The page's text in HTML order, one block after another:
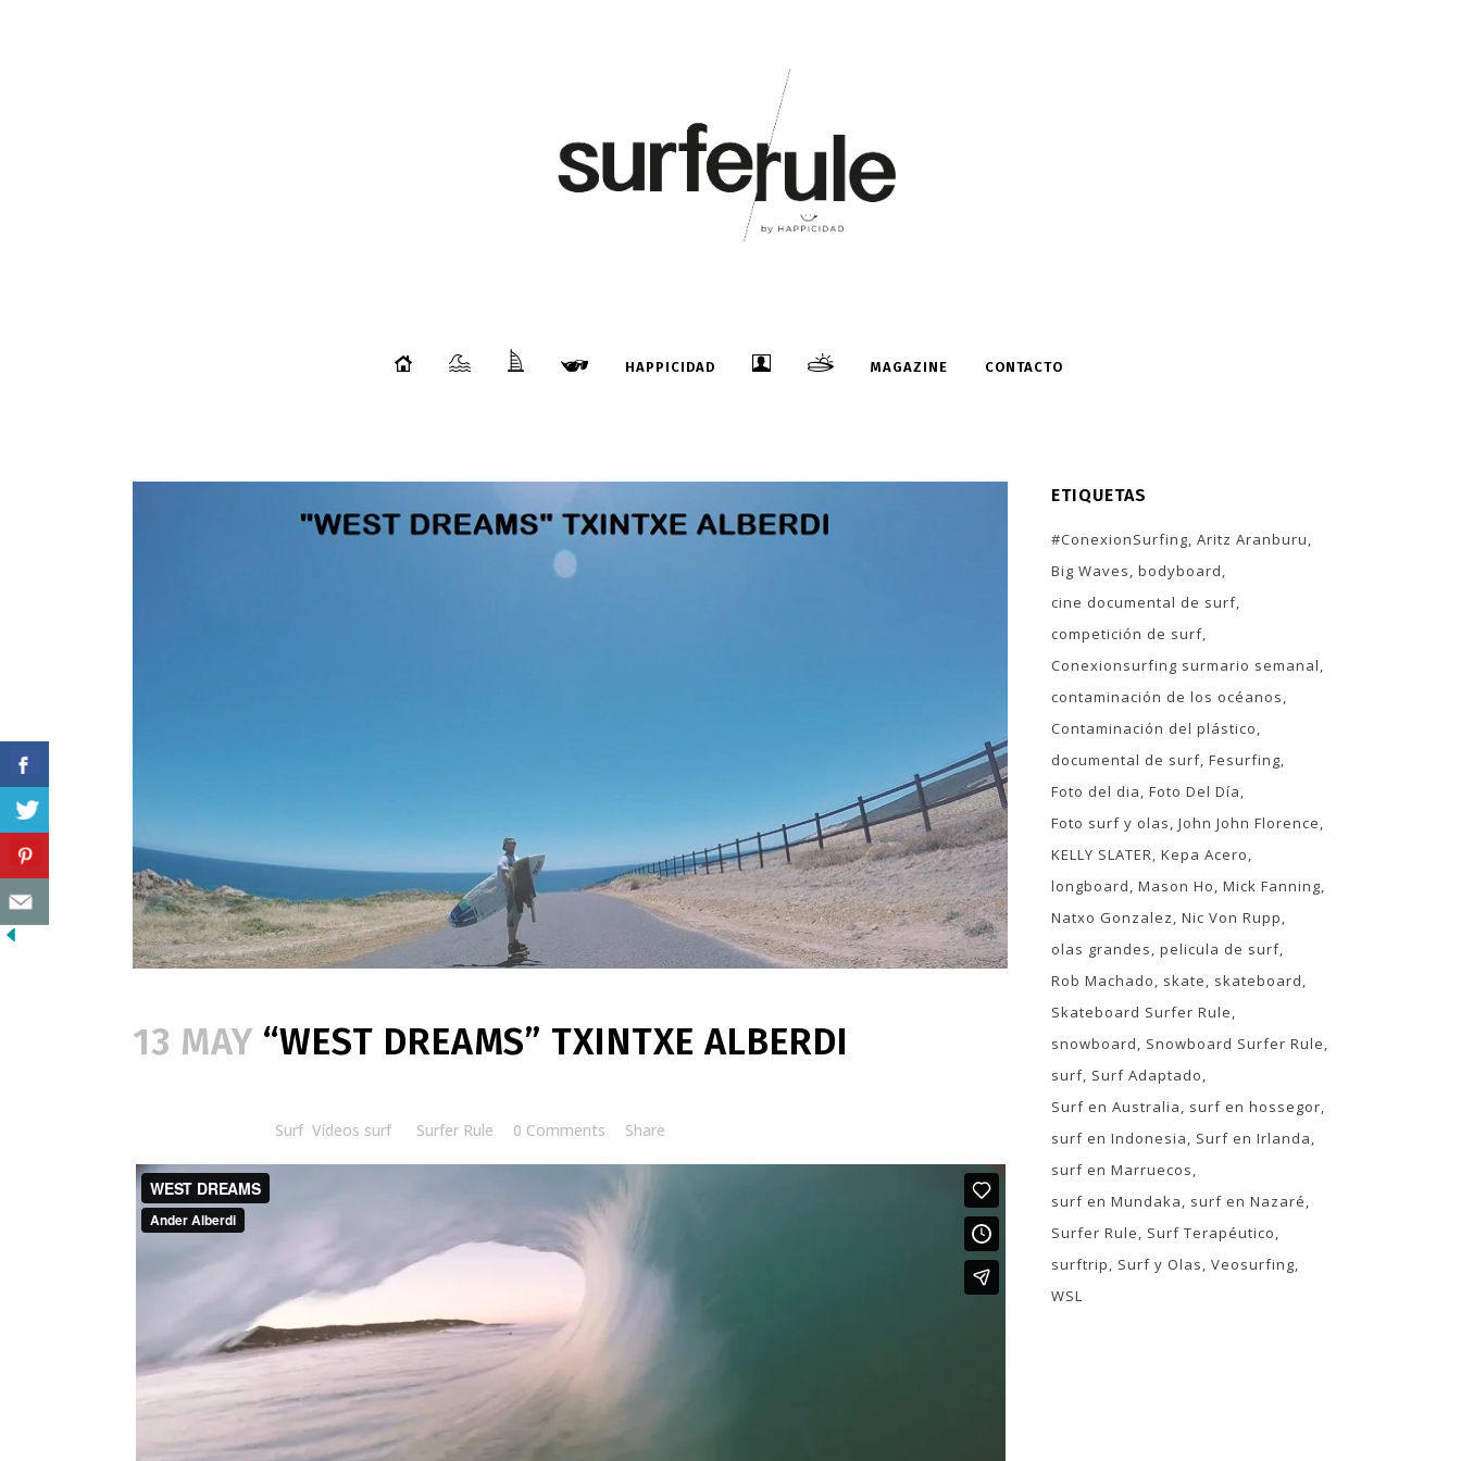
HAPPICIDAD MAGAZINE CONTACTO
13 MAY “WEST DREAMS” TXINTXE ALBERDI
Surf Vídeos surf Surfer Rule 0 Comments Share
ETIQUETAS
#ConexionSurfing Aritz Aranburu
Big Waves bodyboard
cine documental de surf
competición de surf
Conexionsurfing surmario semanal
contaminación de los océanos
Contaminación del plástico
documental de surf Fesurfing
Foto del dia Foto Del Día
Foto surf y olas John John Florence
KELLY SLATER Kepa Acero
longboard Mason Ho Mick Fanning
Natxo Gonzalez Nic Von Rupp
olas grandes pelicula de surf
Rob Machado
skate
skateboard
Skateboard Surfer Rule
snowboard
Snowboard Surfer Rule
surf Surf Adaptado
Surf en Australia
surf en hossegor
surf en Indonesia
Surf en Irlanda
surf en Marruecos
surf en Mundaka
surf en Nazaré
Surfer Rule
Surf Terapéutico
surftrip
Surf y Olas Veosurfing
WSL